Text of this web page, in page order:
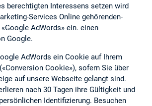
berechtigten Interessens setzen wird
Services Online gehörenden-
AdWords» ein. einen
Google.
AdWords ein Cookie auf Ihrem
Cookie»), sofern Sie über
auf unsere Webseite gelangt sind.
nach 30 Tagen ihre Gültigkeit und
Identifizierung. Besuchen